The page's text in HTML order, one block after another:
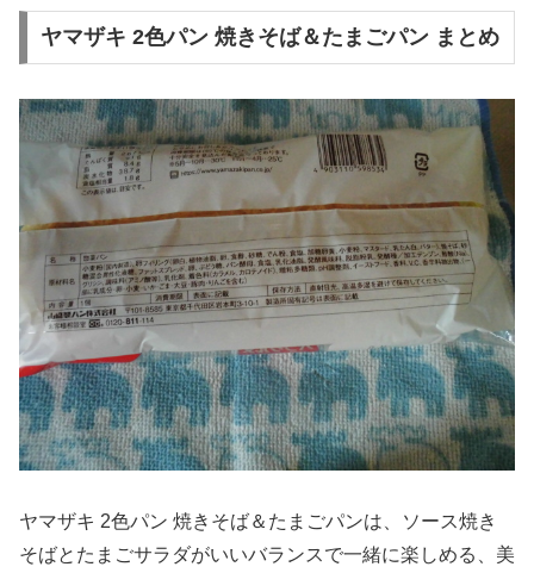
ヤマザキ 2色パン 焼きそば＆たまごパン まとめ
ヤマザキ 2色パン 焼きそば＆たまごパンは、ソース焼き
そばとたまごサラダがいいバランスで一緒に楽しめる、美